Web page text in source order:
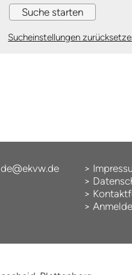
Sucheinstellungen
>
>
>
>